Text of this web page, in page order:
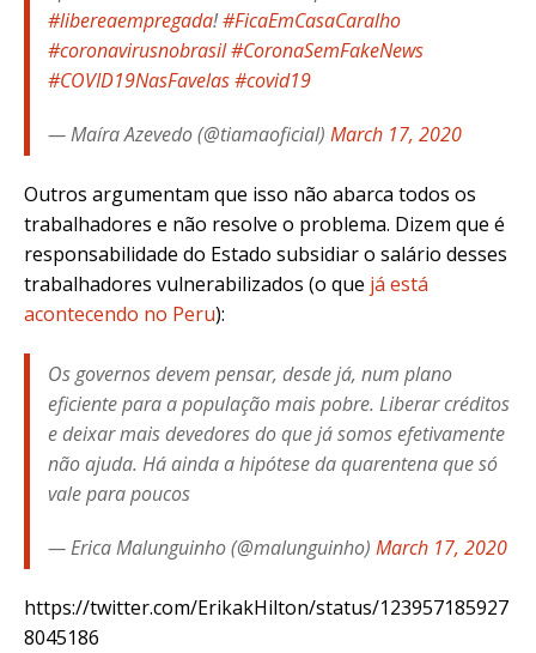
#libereaempregada!#FicaEmCasaCaralho
#coronavirusnobrasil#CoronaSemFakeNews
#COVID19NasFavelas#covid19
— Maíra Azevedo (@tiamaoficial) March 17, 2020
Outros argumentam que isso não abarca todos os
trabalhadores e não resolve o problema. Dizem que é
responsabilidade do Estado subsidiar o salário desses
trabalhadores vulnerabilizados (o que já está
acontecendo no Peru):
Os governos devem pensar, desde já, num plano
eficiente para a população mais pobre. Liberar créditos
e deixar mais devedores do que já somos efetivamente
não ajuda. Há ainda a hipótese da quarentena que só
vale para poucos
— Erica Malunguinho (@malunguinho) March 17, 2020
https://twitter.com/ErikakHilton/status/123957185927
8045186